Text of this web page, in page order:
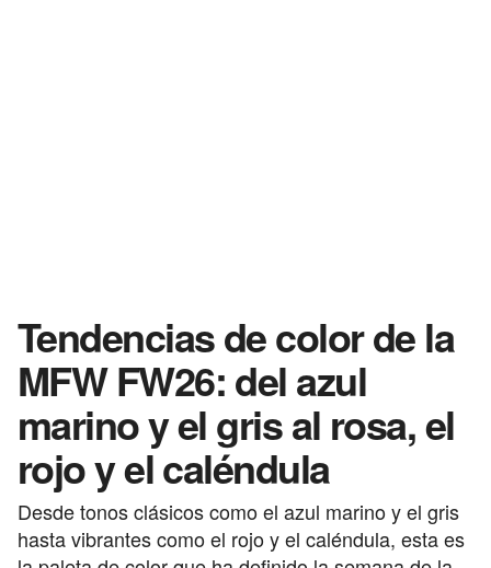
Tendencias de color de la
MFW FW26: del azul
marino y el gris al rosa, el
rojo y el caléndula
Desde tonos clásicos como el azul marino y el gris
hasta vibrantes como el rojo y el caléndula, esta es